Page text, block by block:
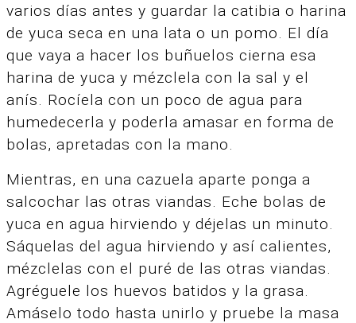
varios días antes y guardar la catibia o harina
de yuca seca en una lata o un pomo. El día
que vaya a hacer los buñuelos cierna esa
harina de yuca y mézclela con la sal y el
anís. Rocíela con un poco de agua para
humedecerla y poderla amasar en forma de
bolas, apretadas con la mano.
Mientras, en una cazuela aparte ponga a
salcochar las otras viandas. Eche bolas de
yuca en agua hirviendo y déjelas un minuto.
Sáquelas del agua hirviendo y así calientes,
mézclelas con el puré de las otras viandas.
Agréguele los huevos batidos y la grasa.
Amáselo todo hasta unirlo y pruebe la masa